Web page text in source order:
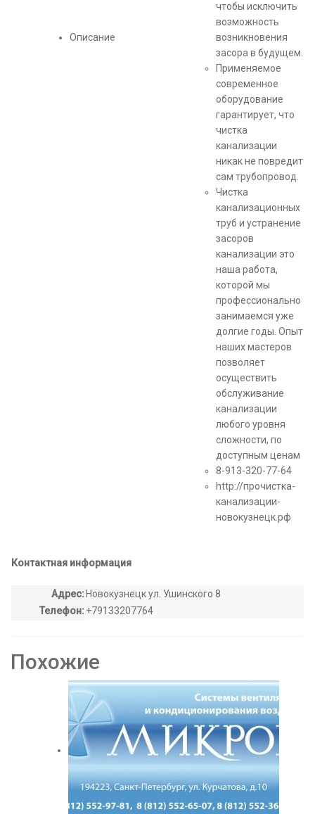
Описание
чтобы исключить
возможность
возникновения
засора в будущем.
Применяемое
современное
оборудование
гарантирует, что
чистка
канализации
никак не повредит
сам трубопровод.
Чистка
канализационных
труб и устранение
засоров
канализации это
наша работа,
которой мы
профессионально
занимаемся уже
долгие годы. Опыт
наших мастеров
позволяет
осуществить
обслуживание
канализации
любого уровня
сложности, по
доступным ценам
8-913-320-77-64
http://прочистка-
канализации-
новокузнецк.рф
Контактная информация
Адрес: Новокузнецк ул. Ушинского 8
Телефон: +79133207764
Похожие